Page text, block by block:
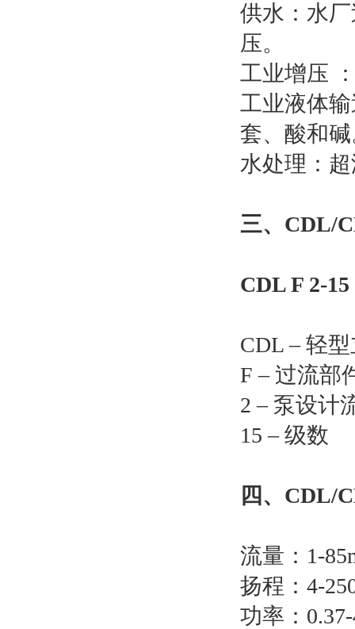
供水：水
压。
工业增压
工业液体
套、酸和
水处理：
三、 CDL/
CDL F 2-15
CDL – 轻
F – 过流部
2 – 泵设计
15 – 级数
四、 CDL/
流量：1-
扬程：4-
功率：